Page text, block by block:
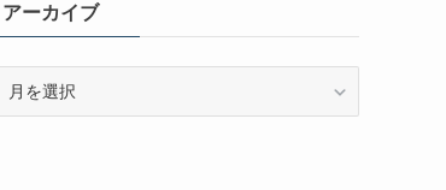
ーアーカイブ